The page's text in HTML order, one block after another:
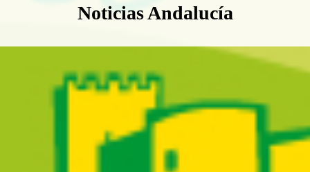
Boletín Noticias Andalucía
Noticias Andalucía